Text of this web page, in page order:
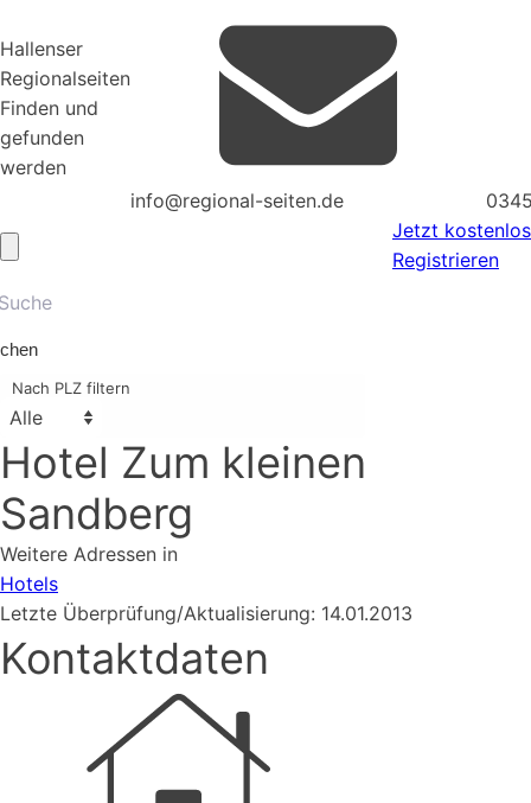
Hallenser
Regionalseiten
Finden und
gefunden
werden
info@regional-seiten.de
Jetzt kostenlos
Registrieren
Nach PLZ filtern
Hotel Zum kleinen
Sandberg
Weitere Adressen in
Hotels
Letzte Überprüfung/Aktualisierung: 14.01.2013
Kontaktdaten